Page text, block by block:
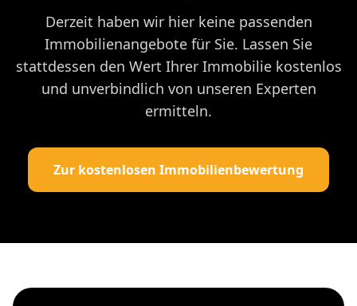
Derzeit haben wir hier keine passenden
Immobilienangebote für Sie. Lassen Sie
stattdessen den Wert Ihrer Immobilie kostenlos
und unverbindlich von unseren Experten
ermitteln.
Zur kostenlosen Immobilienbewertung